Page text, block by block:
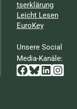
tserklärung
Leicht Lesen
EuroKey
Unsere Social
Media-Kanäle:
Facebook
Bluesky